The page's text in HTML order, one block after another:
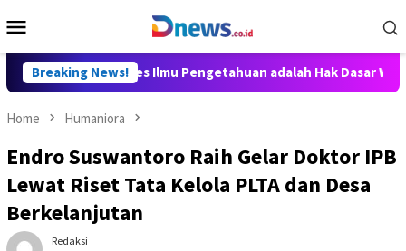
to
Menu
Breaking News!
Akses Ilmu Pengetahuan adalah Hak Dasar Warga Negara
Home Humaniora
Endro Suswantoro Raih Gelar Doktor IPB
Lewat Riset Tata Kelola PLTA dan Desa
Berkelanjutan
Redaksi